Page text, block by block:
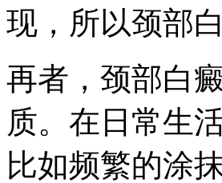
现，所以颈部
再者，颈部白
质。在日常生
比如频繁的涂